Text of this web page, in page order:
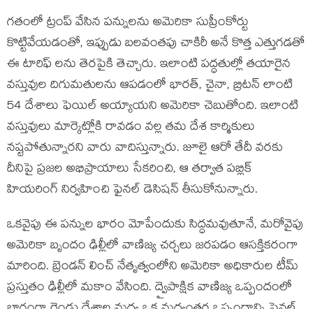
గతంలో ట్రంప్ వేసిన పన్నులను అమెరికా సుప్రీంకోర్టు
కొట్టివేయడంతో, ఇప్పుడు బలవంతపు చాకిరీ అనే కొత్త ఎత్తుగడతో
ఈ టారిఫ్ లను తెరపైకి తెచ్చారు. ఇలాంటి పద్ధతుల్లో తయారైన
వస్తువుల దిగుమతులను ఆపడంలో భారత్, చైనా, బ్రిటన్ లాంటి
54 దేశాలు ఫెయిల్ అయ్యాయని అమెరికా చెబుతోంది. ఇలాంటి
వస్తువులు మార్కెట్లోకి రావడం వల్ల తమ దేశ కార్మికులు
నష్టపోతున్నారని వారు వాదిస్తున్నారు. జూలై ఆరో తేదీ వరకు
దీనిపై ప్రజల అభిప్రాయాలు సేకరించి, ఆ తర్వాత పబ్లిక్
హియరింగ్ నిర్వహించి ఫైనల్ డెసిషన్ తీసుకోనున్నారు.
ఒకవైపు ఈ పన్నుల భారం మోపేందుకు సిద్ధమవుతూనే, మరోవైపు
అమెరికా బృందం ఢిల్లీలో వాణిజ్య చర్చలు జరపడం ఆసక్తికరంగా
మారింది. బ్రెండన్ లించ్ నేతృత్వంలోని అమెరికా అధికారుల టీమ్
ప్రస్తుతం ఢిల్లీలో మకాం వేసింది. ద్వైపాక్షిక వాణిజ్య ఒప్పందంలో